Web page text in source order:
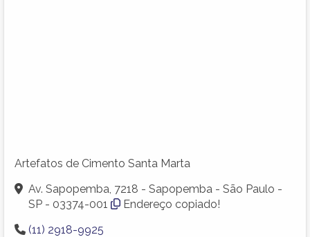
Artefatos de Cimento Santa Marta
Av. Sapopemba, 7218 - Sapopemba - São Paulo -
SP - 03374-001
Endereço copiado!
(11) 2918-9925